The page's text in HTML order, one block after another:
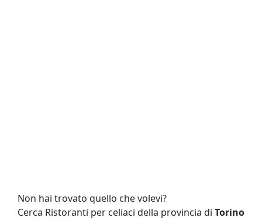
Non hai trovato quello che volevi?
Cerca Ristoranti per celiaci della provincia di Torino